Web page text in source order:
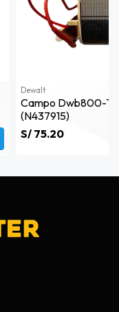
Dewalt
Campo Dwb800-
(n437915)
S/ 75.20